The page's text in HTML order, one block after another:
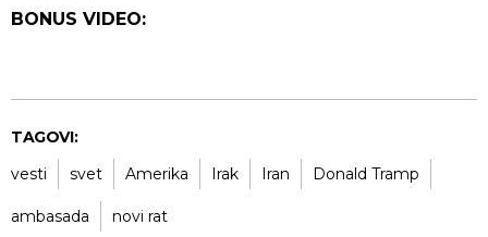
BONUS VIDEO:
TAGOVI:
vesti
svet Amerika Irak Iran Donald Tramp
ambasada novi rat